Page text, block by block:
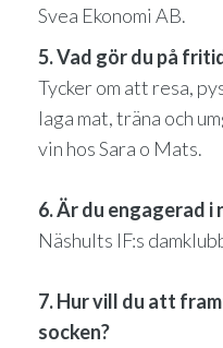
Svea Ekonomi AB.
5. Vad gör du på
Tycker om att resa,
laga mat, träna och
vin hos Sara o Mats.
6. Är du engagerad
Näshults IF:s
7. Hur vill du att
socken?